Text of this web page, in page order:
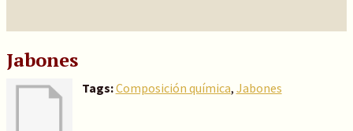
Jabones
Tags:Composición química, Jabones